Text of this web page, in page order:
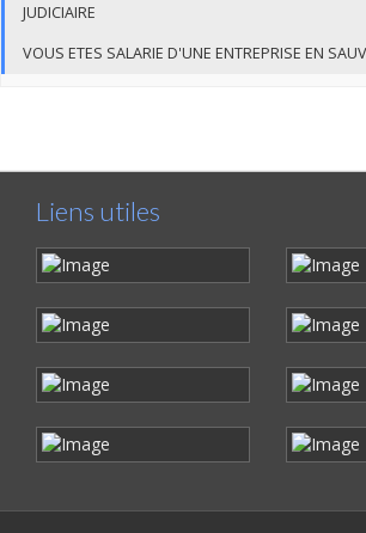
JUDICIAIRE
VOUS ETES SALARIE D'UNE ENTREPRISE EN
Liens utiles